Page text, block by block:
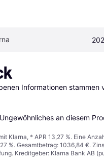
Informationen
an diesem
Klarna, * APR 13,27 %. Eine
%. Gesamtbetrag: 1036,84 €.
Kreditgeber: Klarna Bank AB